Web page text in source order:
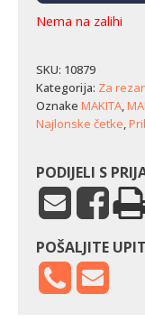
Nema na zalihi
SKU: 10879
Kategorija: Za
Oznake MAKITA,
Najlonske četke,
PODIJELI S
POŠALJITE UPIT